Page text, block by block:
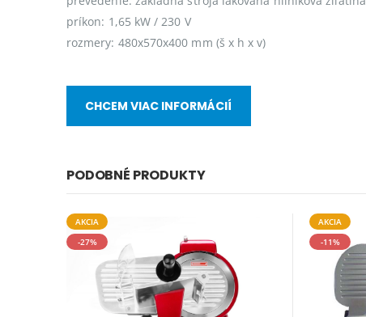
príkon: 1,65 kW / 230 V
rozmery: 480x570x400 mm (š x h x v)
CHCEM VIAC INFORMÁCIÍ
PODOBNÉ PRODUKTY
AKCIA
-27%
AKCIA
-11%